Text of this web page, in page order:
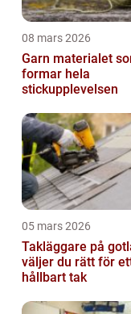
08 mars 2026
Garn materialet som
formar hela
stickupplevelsen
05 mars 2026
Takläggare på
väljer du rätt för
hållbart tak